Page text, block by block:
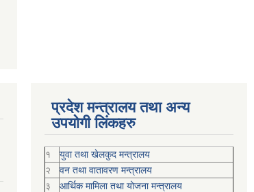
प्रदेश मन्त्रालय तथा अन्य
उपयोगी लिंकहरु
१
युवा तथा खेलकुद मन्त्रालय
२
वन तथा वातावरण मन्त्रालय
३
आर्थिक मामिला तथा योजना मन्त्रालय